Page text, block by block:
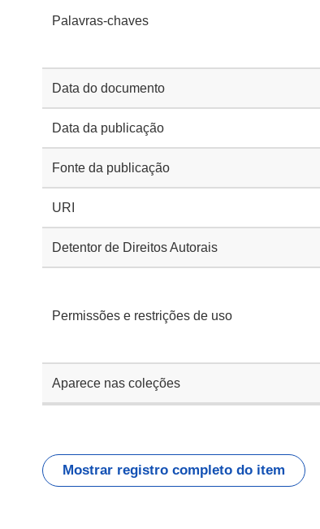
Palavras-chaves
Data do documento
Data da publicação
Fonte da publicação
URI
Detentor de Direitos Autorais
Permissões e restrições de uso
Aparece nas coleções
Mostrar registro completo do item